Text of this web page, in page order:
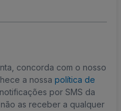
concorda com o nosso
a nossa política de
por SMS da
as receber a qualquer